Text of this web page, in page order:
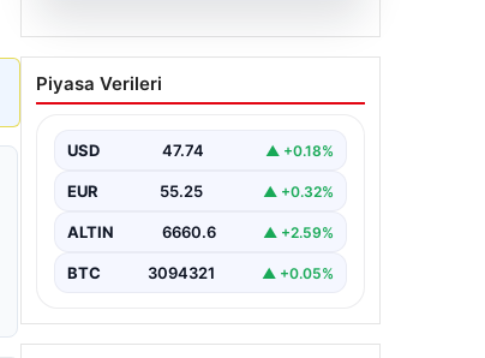
07.08.2026
Manchester United
resmen duyurdu! Altay
belli oldu
Piyasa Verileri
USD 47.74 ▲ +0.18%
EUR 55.25 ▲ +0.32%
ALTIN 6660.6 ▲ +2.59%
BTC 3094321 ▲ +0.05%